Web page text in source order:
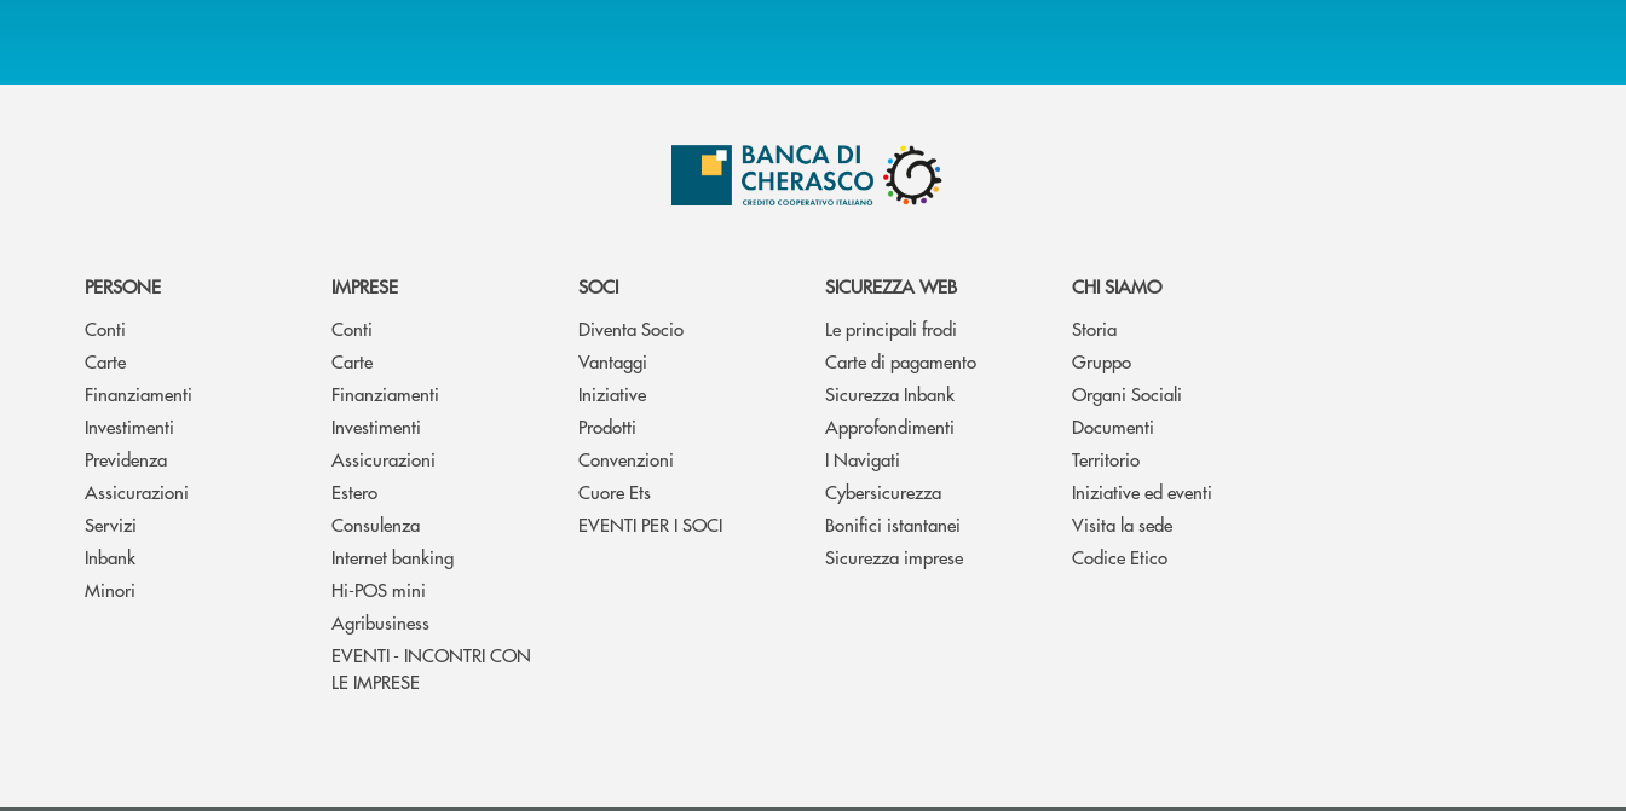
PERSONE
Conti
Carte
Finanziamenti
Investimenti
Previdenza
Assicurazioni
Servizi
Inbank
Minori
IMPRESE
Conti
Carte
Finanziamenti
Investimenti
Assicurazioni
Estero
Consulenza
Internet banking
Hi-POS mini
Agribusiness
EVENTI - INCONTRI CON
LE IMPRESE
SOCI
Diventa Socio
Vantaggi
Iniziative
Prodotti
Convenzioni
Cuore Ets
EVENTI PER I SOCI
SICUREZZA WEB
Le principali frodi
Carte di pagamento
Sicurezza Inbank
Approfondimenti
I Navigati
Cybersicurezza
Bonifici istantanei
Sicurezza imprese
CHI SIAMO
Storia
Gruppo
Organi Sociali
Documenti
Territorio
Iniziative ed eventi
Visita la sede
Codice Etico